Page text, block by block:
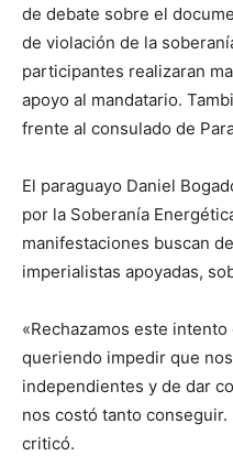
de debate sobre el
de violación de la
participantes realizaran
apoyo al mandatario.
frente al consulado de
El paraguayo Daniel
por la Soberanía
manifestaciones buscan
imperialistas apoyadas,
«Rechazamos este
queriendo impedir que
independientes y de dar
nos costó tanto
criticó.